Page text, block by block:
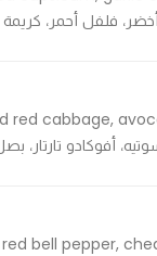
فلفل أحمر، كريمة
أفوكادو تارتار،
bell pepper,